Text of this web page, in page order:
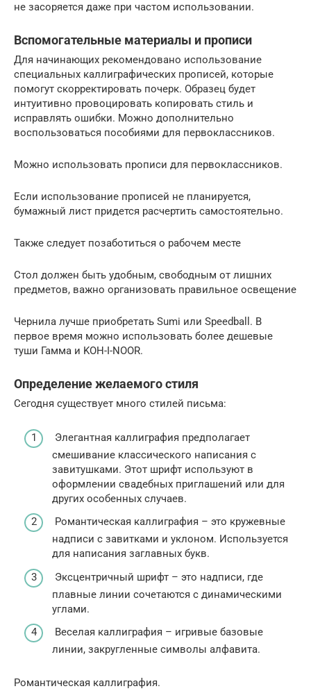
не засоряется даже при частом использовании.
Вспомогательные материалы и прописи
Для начинающих рекомендовано использование
специальных каллиграфических прописей, которые
помогут скорректировать почерк. Образец будет
интуитивно провоцировать копировать стиль и
исправлять ошибки. Можно дополнительно
воспользоваться пособиями для первоклассников.
Можно использовать прописи для первоклассников.
Если использование прописей не планируется,
бумажный лист придется расчертить самостоятельно.
Также следует позаботиться о рабочем месте
Стол должен быть удобным, свободным от лишних
предметов, важно организовать правильное освещение
Чернила лучше приобретать Sumi или Speedball. В
первое время можно использовать более дешевые
туши Гамма и KOH-I-NOOR.
Определение желаемого стиля
Сегодня существует много стилей письма:
Элегантная каллиграфия предполагает
смешивание классического написания с
завитушками. Этот шрифт используют в
оформлении свадебных приглашений или для
других особенных случаев.
Романтическая каллиграфия – это кружевные
надписи с завитками и уклоном. Используется
для написания заглавных букв.
Эксцентричный шрифт – это надписи, где
плавные линии сочетаются с динамическими
углами.
Веселая каллиграфия – игривые базовые
линии, закругленные символы алфавита.
Романтическая каллиграфия.